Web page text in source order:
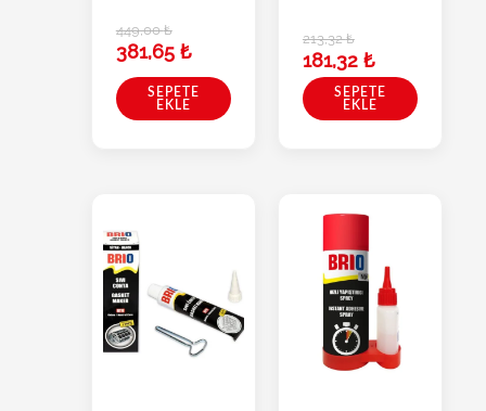
449,00₺
381,65 ₺
SEPETE
EKLE
213,32₺
181,32 ₺
SEPETE
EKLE